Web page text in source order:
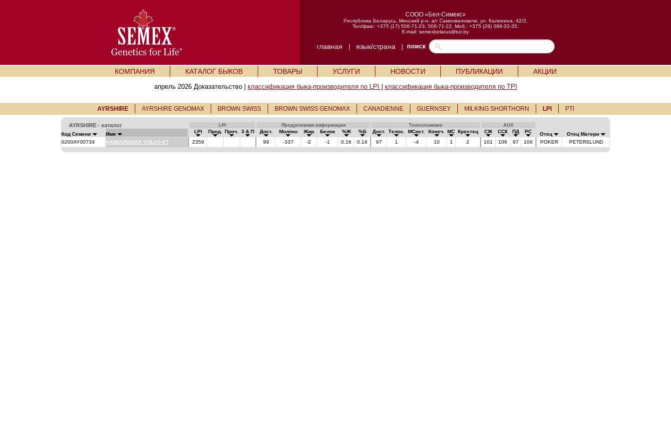
СООО «Бел-Симекс»
Республика Беларусь, Минский р-н, а/г Самохваловичи, ул. Калинина, 42/2,
Тел/факс: +375 (17) 506-71-23, 506-71-22. Моб.: +375 (29) 388-33-35.
E-mail: semexbelarus@tut.by
главная язык/страна| поиск
КОМПАНИЯ КАТАЛОГ БЫКОВ ТОВАРЫ УСЛУГИ НОВОСТИ ПУБЛИКАЦИИ АКЦИИ
апрель 2026 Доказательство | классификация быка-производителя по LPI классификация быка-производителя по TPI
AYRSHIRE AYRSHIRE GENOMAX BROWN SWISS BROWN SWISS GENOMAX CANADIENNE GUERNSEY MILKING SHORTHORN LPI PTI
AYRSHIRE - каталог LPI Продуктивная информация Телосложение AUX
Код Семени Имя LPI Прод. Проч. З & П Дост. Молоко Жир Белок %Ж %Б Дост. Телос. МСист. Конеч. МС Крестец СЖ ССК ПД РС Отец
Отец Матери
0200AY00734
KAMOURASKA VOLVO-ET 2359 99 -337 -2 -1 0.16 0.14 97 1 -4 10 1 2 101 106 97 106 POKER PETERSLUND